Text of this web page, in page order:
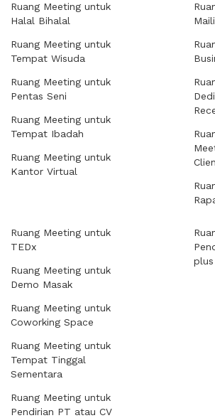
Ruang Meeting untuk
Halal Bihalal
Ruang Meeting untuk
Tempat Wisuda
Ruang Meeting untuk
Pentas Seni
Ruang Meeting untuk
Tempat Ibadah
Ruang Meeting untuk
Kantor Virtual
Ruang Meeting untuk
TEDx
Ruang Meeting untuk
Demo Masak
Ruang Meeting untuk
Coworking Space
Ruang Meeting untuk
Tempat Tinggal
Sementara
Ruang Meeting untuk
Pendirian PT atau CV
plus